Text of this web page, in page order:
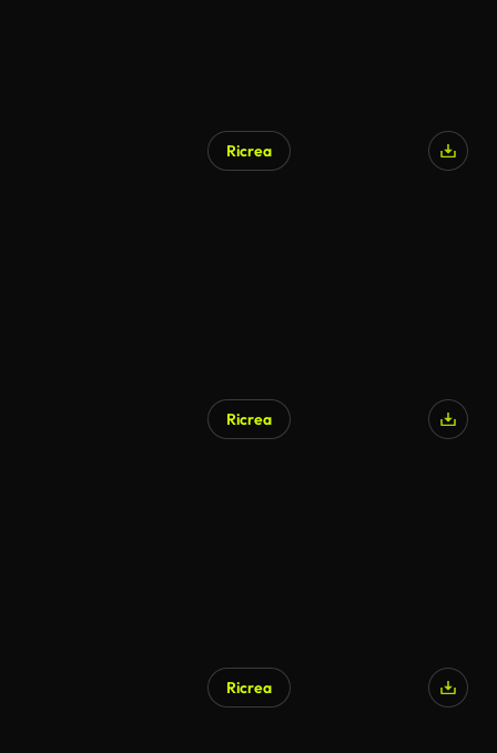
Ricrea
Ricrea
Ricrea